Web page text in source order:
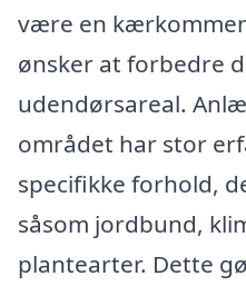
være en
ønsker at forbedre
udendørsareal.
området har stor
specifikke forhold,
såsom jordbund,
plantearter. Dette